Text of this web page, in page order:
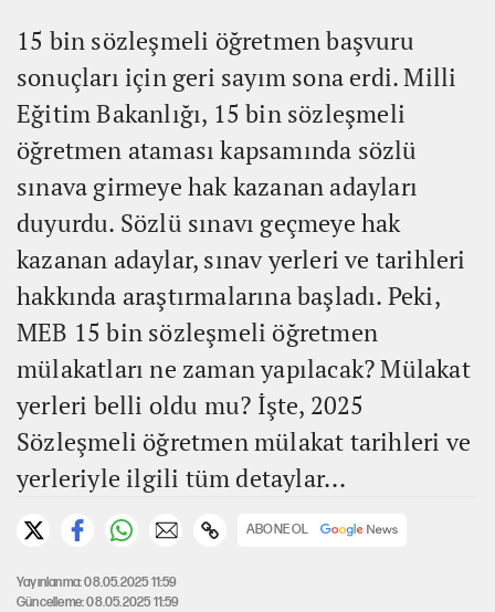
15 bin sözleşmeli öğretmen başvuru
sonuçları için geri sayım sona erdi. Milli
Eğitim Bakanlığı, 15 bin sözleşmeli
öğretmen ataması kapsamında sözlü
sınava girmeye hak kazanan adayları
duyurdu. Sözlü sınavı geçmeye hak
kazanan adaylar, sınav yerleri ve tarihleri
hakkında araştırmalarına başladı. Peki,
MEB 15 bin sözleşmeli öğretmen
mülakatları ne zaman yapılacak? Mülakat
yerleri belli oldu mu? İşte, 2025
Sözleşmeli öğretmen mülakat tarihleri ve
yerleriyle ilgili tüm detaylar...
ABONE OL
Yayınlanma: 08.05.2025 11:59
Güncelleme: 08.05.2025 11:59